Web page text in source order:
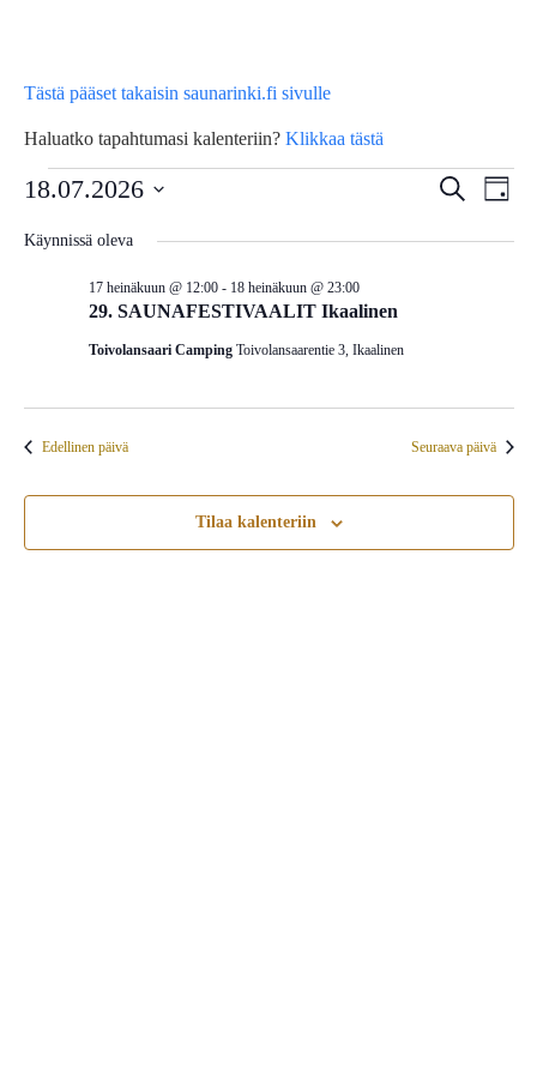
Tästä pääset takaisin saunarinki.fi sivulle
Haluatko tapahtumasi kalenteriin? Klikkaa tästä
Tapahtumat
for
heinäkuun,
2026
Etsi
Päivä
18.07.2026
Käynnissä oleva
29. SAUNAFESTIVAALIT Ikaalinen
17 heinäkuun @ 12:00- 18 heinäkuun @ 23:00
Toivolansaari Camping Toivolansaarentie 3, Ikaalinen
Edellinen päivä Seuraava päivä
Tilaa kalenteriin